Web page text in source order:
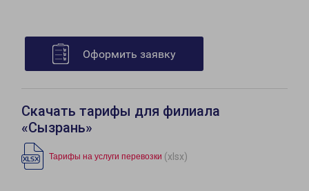
Оформить заявку
Скачать тарифы для филиала
«Сызрань»
Тарифы на услуги перевозки (xlsx)